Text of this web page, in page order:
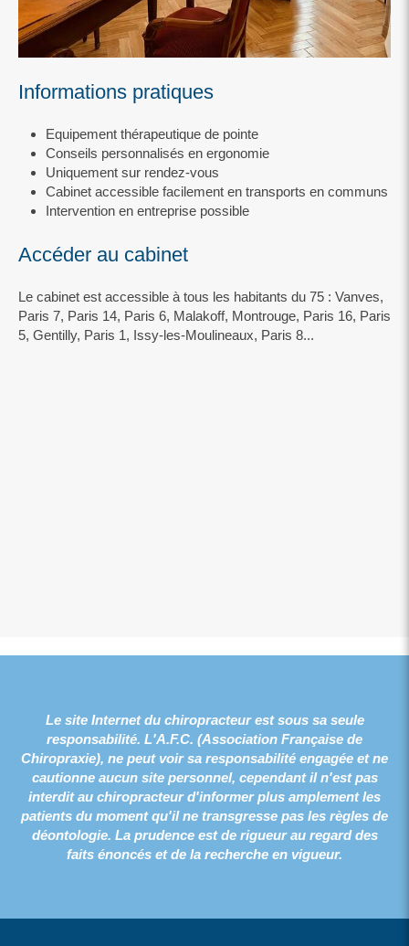
Informations pratiques
Equipement thérapeutique de pointe
Conseils personnalisés en ergonomie
Uniquement sur rendez-vous
Cabinet accessible facilement en transports en communs
Intervention en entreprise possible
Accéder au cabinet
Le cabinet est accessible à tous les habitants du 75 : Vanves,
Paris 7, Paris 14, Paris 6, Malakoff, Montrouge, Paris 16, Paris
5, Gentilly, Paris 1, Issy-les-Moulineaux, Paris 8...
Le site Internet du chiropracteur est sous sa seule
responsabilité. L'A.F.C. (Association Française de
Chiropraxie), ne peut voir sa responsabilité engagée et ne
cautionne aucun site personnel, cependant il n'est pas
interdit au chiropracteur d'informer plus amplement les
patients du moment qu'il ne transgresse pas les règles de
déontologie. La prudence est de rigueur au regard des
faits énoncés et de la recherche en vigueur.